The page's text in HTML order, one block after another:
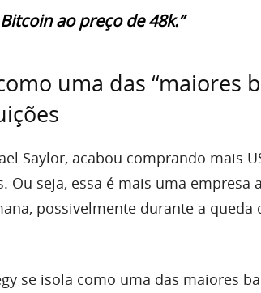
ao preço de 48k.”
uma das “maiores
Saylor, acabou comprando mais
seja, essa é mais uma empresa a
possivelmente durante a queda
se isola como uma das maiores